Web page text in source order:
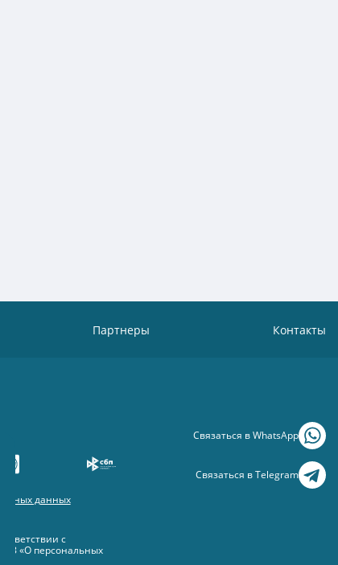
Партнеры Контакты
данных
с
ФЗ «О персональных
Связаться в WhatsApp
Связаться в Telegram